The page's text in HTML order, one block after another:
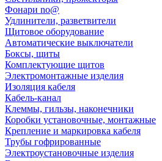
Фонари no@
Удлинители, разветвители
Щитовое оборудование
Автоматические выключатели
Боксы, щиты
Комплектующие щитов
Электромонтажные изделия
Изоляция кабеля
Кабель-канал
Клеммы, гильзы, наконечники
Коробки установочные, монтажные
Крепление и маркировка кабеля
Трубы гофрированные
Электроустановочные изделия